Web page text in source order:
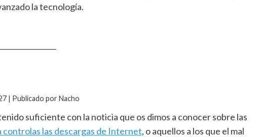
la tecnología.
| Publicado por Nacho
suficiente con la noticia que os dimos a conocer sobre las
controlas las descargas de Internet, o aquellos a los que el mal